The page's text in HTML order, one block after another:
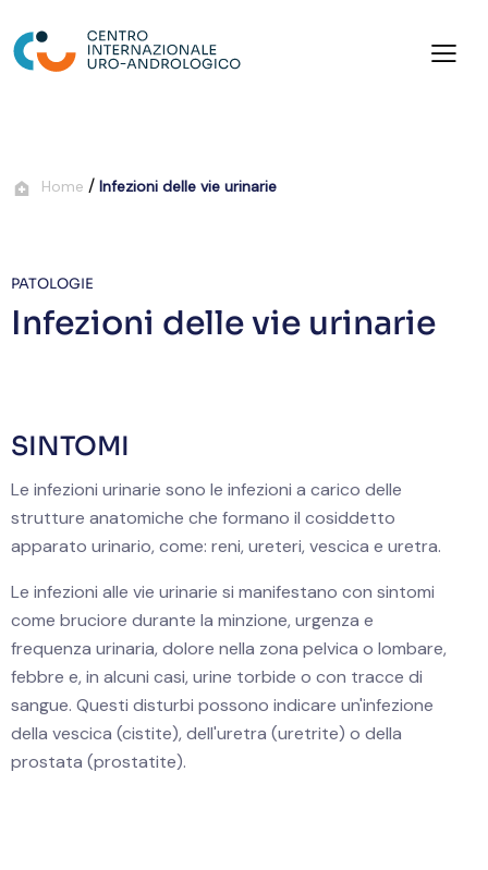
Home / Infezioni delle vie urinarie
PATOLOGIE
Infezioni delle vie urinarie
SINTOMI
Le infezioni urinarie sono le infezioni a carico delle
strutture anatomiche che formano il cosiddetto
apparato urinario, come: reni, ureteri, vescica e uretra.
Le infezioni alle vie urinarie si manifestano con sintomi
come bruciore durante la minzione, urgenza e
frequenza urinaria, dolore nella zona pelvica o lombare,
febbre e, in alcuni casi, urine torbide o con tracce di
sangue. Questi disturbi possono indicare un'infezione
della vescica (cistite), dell'uretra (uretrite) o della
prostata (prostatite).